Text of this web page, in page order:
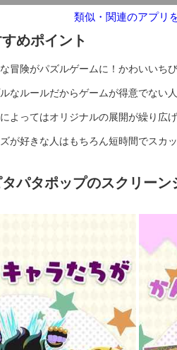
類似・関連のアプリ
めポイント
冒険がパズルゲームに！かわいいち
なルールだからゲームが得意でない
よってはオリジナルの展開が繰り広
が好きな人はもちろん短時間でスカ
パタポップのスクリーン